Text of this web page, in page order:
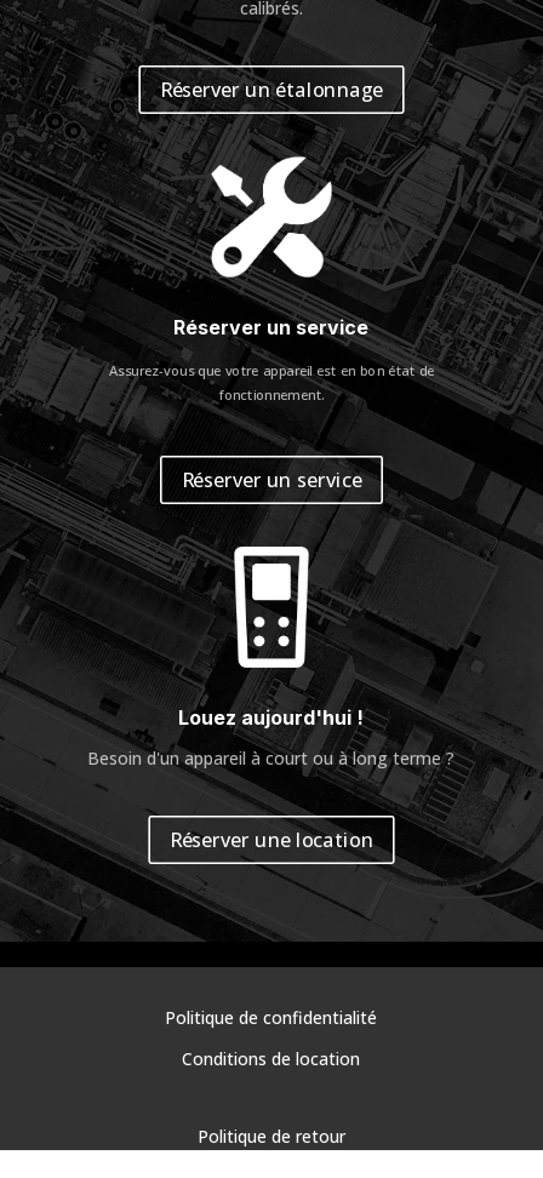
calibrés.
Réserver un étalonnage
Réserver un service
Assurez-vous que votre appareil est en bon état de
fonctionnement.
Réserver un service
Louez aujourd'hui !
Besoin d'un appareil à court ou à long terme ?
Réserver une location
Politique de confidentialité
Conditions de location
Politique de retour